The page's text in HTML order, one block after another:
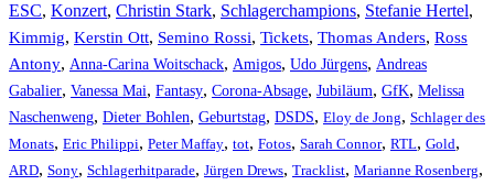
ESC, Konzert, Christin Stark, Schlagerchampions, Stefanie Hertel,
Kimmig, Kerstin Ott, Semino Rossi, Tickets, Thomas Anders, Ross
Antony, Anna-Carina Woitschack, Amigos, Udo Jürgens, Andreas
Gabalier, Vanessa Mai, Fantasy, Corona-Absage, Jubiläum, GfK, Melissa
Naschenweng, Dieter Bohlen, Geburtstag, DSDS, Eloy de Jong, Schlager des
Monats, Eric Philippi, Peter Maffay, tot, Fotos, Sarah Connor, RTL, Gold,
ARD, Sony, Schlagerhitparade, Jürgen Drews, Tracklist, Marianne Rosenberg,